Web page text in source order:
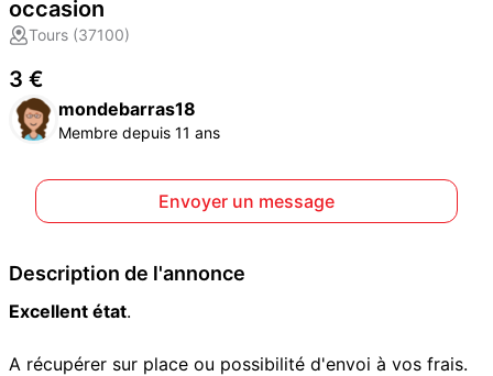
occasion
Tours (37100)
3 €
mondebarras18
Membre depuis 11 ans
Envoyer un message
Description de l'annonce
Excellent état.
A récupérer sur place ou possibilité d'envoi à vos frais.